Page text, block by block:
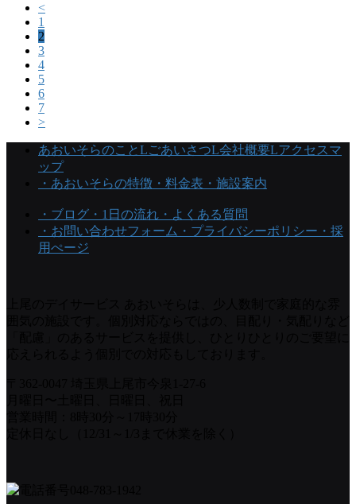
<
1
2
3
4
5
6
7
>
あおいそらのことLごあいさつL会社概要Lアクセスマ
ップ
・あおいそらの特徴 ・料金表 ・施設案内
・ブログ ・1日の流れ ・よくある質問
・お問い合わせフォーム ・プライバシーポリシー ・採
用ぺージ